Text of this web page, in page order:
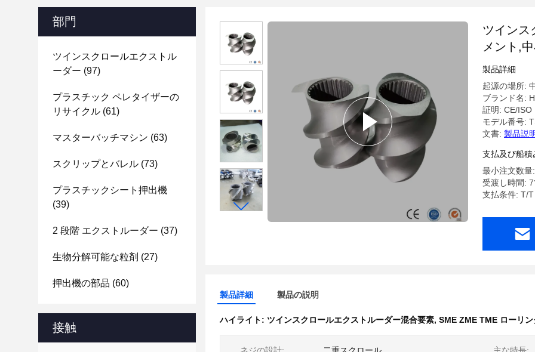
部門
ツインスクロールエクストル
ーダー (97)
プラスチック ペレタイザーの
リサイクル (61)
マスターバッチマシン (63)
スクリップとバレル (73)
プラスチックシート押出機
(39)
2 段階 エクストルーダー (37)
生物分解可能な粒剤 (27)
押出機の部品 (60)
接触
ツインス
メント,
レッドセ
製品詳細
起源の場所:
ブランド名:
証明: CE/ISO
モデル番号:
文書: 製品説
支払及び船積
最小注文数量
受渡し時間:
支払条件: T/T
製品詳細 製品の説明
ハイライト: ツインスクロールエクストルーダー混合要素, SME ZME TME ローリ